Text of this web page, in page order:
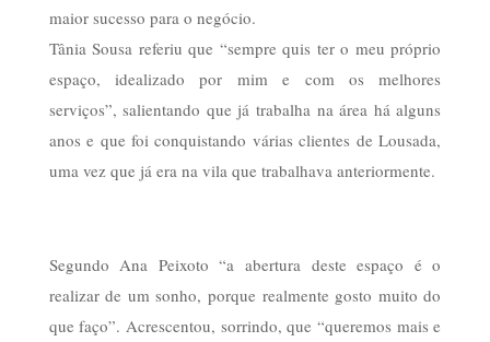
maior sucesso para o negócio.
Tânia Sousa referiu que “sempre quis ter o meu próprio
espaço, idealizado por mim e com os melhores
serviços”, salientando que já trabalha na área há alguns
anos e que foi conquistando várias clientes de Lousada,
uma vez que já era na vila que trabalhava anteriormente.
Segundo Ana Peixoto “a abertura deste espaço é o
realizar de um sonho, porque realmente gosto muito do
que faço”. Acrescentou, sorrindo, que “queremos mais e